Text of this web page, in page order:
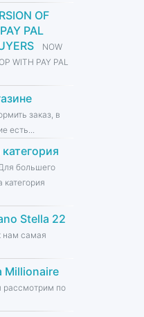
OF
PAL
NOW
WITH PAY PAL
заказ, в
есть...
большего
Stella 22
нам самая
Millionaire
рассмотрим по